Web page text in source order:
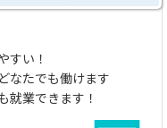
すい！
なたでも働けます
就業できます！